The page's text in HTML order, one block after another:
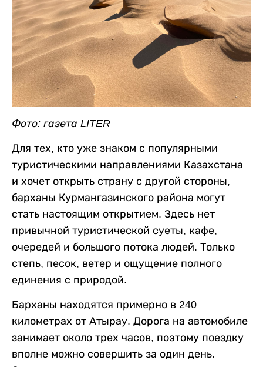
Фото: газета LITER
Для тех, кто уже знаком с популярными
туристическими направлениями Казахстана
и хочет открыть страну с другой стороны,
барханы Курмангазинского района могут
стать настоящим открытием. Здесь нет
привычной туристической суеты, кафе,
очередей и большого потока людей. Только
степь, песок, ветер и ощущение полного
единения с природой.
Барханы находятся примерно в 240
километрах от Атырау. Дорога на автомобиле
занимает около трех часов, поэтому поездку
вполне можно совершить за один день.